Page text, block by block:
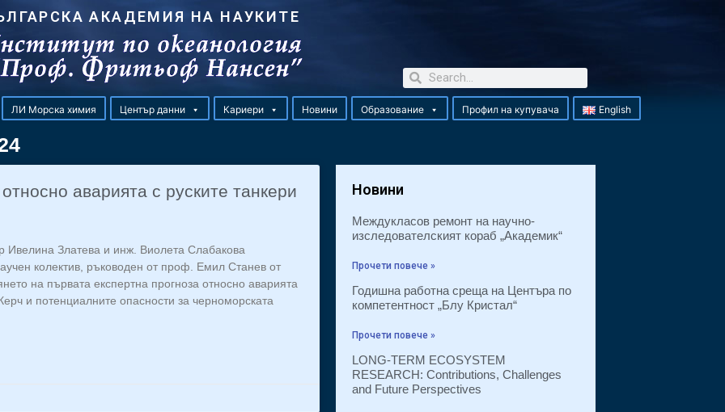
АКАДЕМИЯ НА НАУКИТЕ
ЛИ Морска химия Център данни Кариери Новини Образование Профил на купувача English
аварията с руските танкери
Ивелина Златева и инж. Виолета Слабакова
колектив, ръководен от проф. Емил Станев от
на първата експертна прогноза относно аварията
и потенциалните опасности за черноморската
Новини
Междукласов ремонт на научно-
изследователският кораб „Академик“
Прочети повече »
Годишна работна среща на Центъра по
компетентност „Блу Кристал“
Прочети повече »
LONG-TERM ECOSYSTEM
RESEARCH: Contributions, Challenges
and Future Perspectives